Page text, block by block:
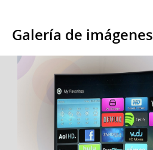
Galería de imágenes